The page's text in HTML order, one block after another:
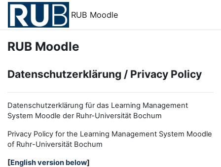
Zum Hauptinhalt
RUB Moodle
RUB Moodle
Datenschutzerklärung / Privacy Policy
Datenschutzerklärung für das Learning Management
System Moodle der Ruhr-Universität Bochum
Privacy Policy for the Learning Management System Moodle
of Ruhr-Universität Bochum
[English version below]